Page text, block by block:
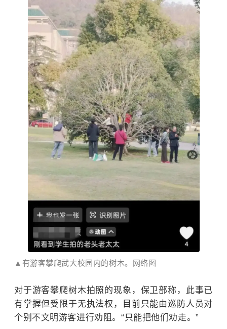
▲有游客攀爬武大校园内的树木。网络图
对于游客攀爬树木拍照的现象，保卫部称，此事已
有掌握但受限于无执法权，目前只能由巡防人员对
个别不文明游客进行劝阻。 “只能把他们劝走。”